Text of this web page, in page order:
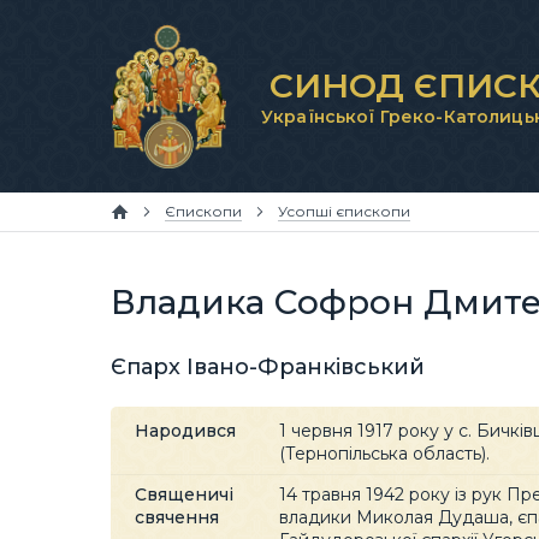
СИНОД
Української Греко-
Єпископи Усопші єпископи
Владика Софрон
Єпарх Івано-Франківський
Народився
1 червня 1917 року у с.
(Тернопільська область).
Священичі
свячення
14 травня 1942 року із рук
владики Миколая Дудаша,